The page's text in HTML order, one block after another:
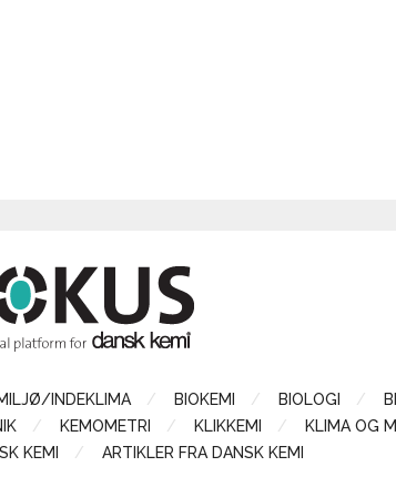
INDEKLIMA BIOKEMI BIOLOGI
KEMOMETRI KLIKKEMI KLIMA OG
KEMI ARTIKLER FRA DANSK KEMI